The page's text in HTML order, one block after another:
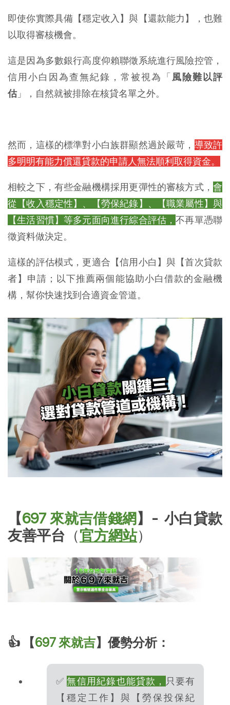
即使你實際具備【穩定收入】與【還款能力】，也難
以取得審核機會。
這是因為多數銀行高度仰賴聯徵系統進行風險控管，
信用小白因為查無紀錄，常被視為「 風險難以評
估」，自然就被排除在核貸名單之外。
然而，這樣的標準對小白族群顯然過於嚴苛， 導致許
多明明有能力償還貸款的申請人無法順利取得資金。
相較之下，有些金融機構採用更彈性的審核方式， 會
從【收入穩定性】、【勞保紀錄】、【職業屬性】與
【生活習慣】等多元面向進行綜合評估，不再單憑聯
徵資料做決定。
這樣的評估模式，更適合【信用小白】與【首次貸款
者】申請；以下推薦兩個能協助小白借款的金融機
構，幫你快速找到合適資金管道。
【697 來就吉借錢網 】- 小白貸款
友善平台 （官方網站）
👍 【697 來就吉】優勢分析：
✅無信用紀錄也能貸款，
只要有
【穩定工作】與【勞保投保紀